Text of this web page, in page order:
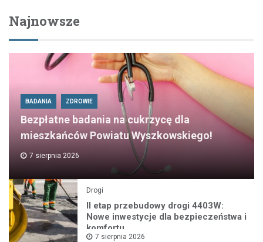
Najnowsze
BADANIA ZDROWIE
Bezpłatne badania na cukrzycę dla
mieszkańców Powiatu Wyszkowskiego!
7 sierpnia 2026
Drogi
II etap przebudowy drogi 4403W:
Nowe inwestycje dla bezpieczeństwa i
komfortu
7 sierpnia 2026